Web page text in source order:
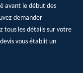
avant le début des
demander
tous les détails sur votre
vous établit un